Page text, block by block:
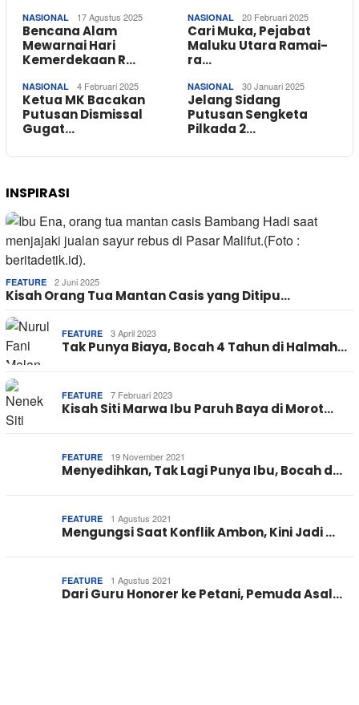
NASIONAL 17 Agustus 2025
Bencana Alam
Mewarnai Hari
Kemerdekaan R…
NASIONAL 20 Februari 2025
Cari Muka, Pejabat
Maluku Utara Ramai-
ra…
NASIONAL 4 Februari 2025
Ketua MK Bacakan
Putusan Dismissal
Gugat…
NASIONAL 30 Januari 2025
Jelang Sidang
Putusan Sengketa
Pilkada 2…
INSPIRASI
FEATURE 2 Juni 2025
Kisah Orang Tua Mantan Casis yang Ditipu…
FEATURE 3 April 2023
Tak Punya Biaya, Bocah 4 Tahun di Halmah…
FEATURE 7 Februari 2023
Kisah Siti Marwa Ibu Paruh Baya di Morot…
FEATURE 19 November 2021
Menyedihkan, Tak Lagi Punya Ibu, Bocah d…
FEATURE 1 Agustus 2021
Mengungsi Saat Konflik Ambon, Kini Jadi …
FEATURE 1 Agustus 2021
Dari Guru Honorer ke Petani, Pemuda Asal…